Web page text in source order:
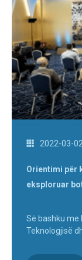
2022-03-02
Orientimi për
eksploruar
Së bashku me
Teknologjisë